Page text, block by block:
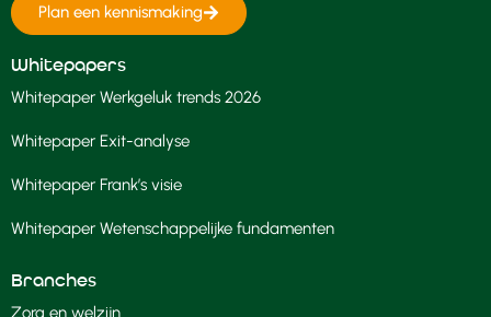
Plan een kennismaking
Whitepapers
Whitepaper Werkgeluk trends 2026
Whitepaper Exit-analyse
Whitepaper Frank’s visie
Whitepaper Wetenschappelijke fundamenten
Branches
Zorg en welzijn